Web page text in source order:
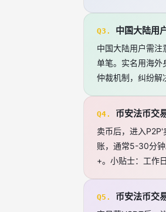
Q3. 中国大陆用
中国大陆用户需
单笔。实名用海外
仲裁机制，纠纷解
Q4. 币安法币交
卖币后，进入
账，通常5-30分
+。小贴士：工作
Q5. 币安法币交